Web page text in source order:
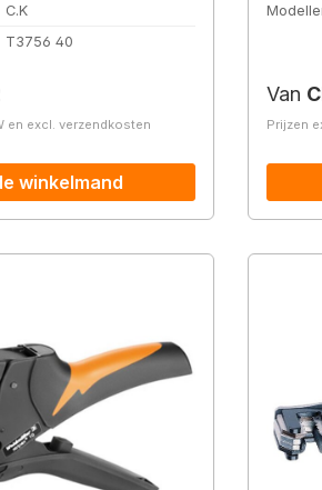
C.K
T3756 40
en excl. verzendkosten
winkelmand
Van
Prijzen